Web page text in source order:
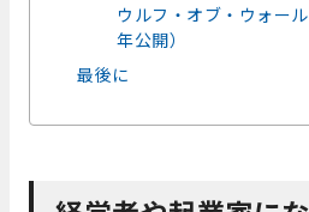
ウルフ・オブ・ウォー
年公開）
最後に